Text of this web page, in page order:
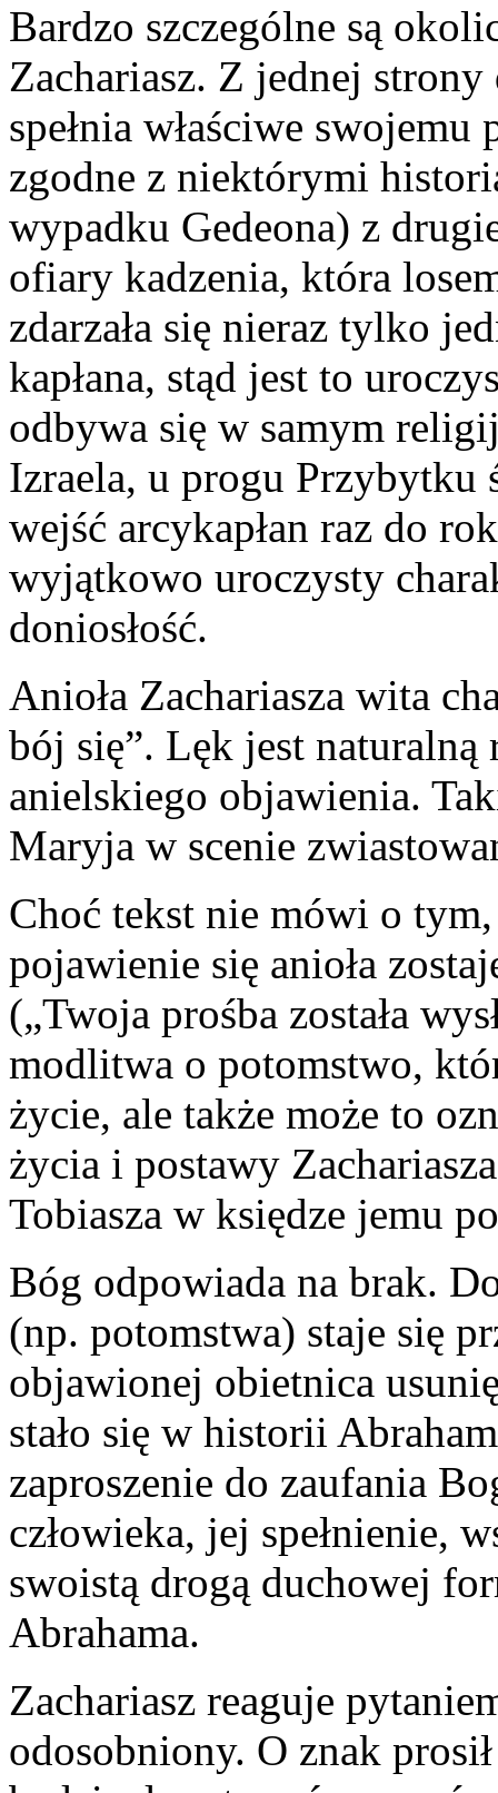
Bardzo szczególne są
Zachariasz. Z jednej
spełnia właściwe
zgodne z niektórymi
wypadku Gedeona) z
ofiary kadzenia, która
zdarzała się nieraz tylko
kapłana, stąd jest to
odbywa się w samym
Izraela, u progu
wejść arcykapłan raz do
wyjątkowo uroczysty
doniosłość.
Anioła Zachariasza wita
bój się”. Lęk jest naturalną
anielskiego objawienia.
Maryja w scenie
Choć tekst nie mówi o
pojawienie się anioła
(„Twoja prośba została
modlitwa o potomstwo,
życie, ale także może to
życia i postawy
Tobiasza w księdze jemu
Bóg odpowiada na brak.
(np. potomstwa) staje się
objawionej obietnica
stało się w historii
zaproszenie do zaufania
człowieka, jej spełnienie,
swoistą drogą duchowej
Abrahama.
Zachariasz reaguje
odosobniony. O znak